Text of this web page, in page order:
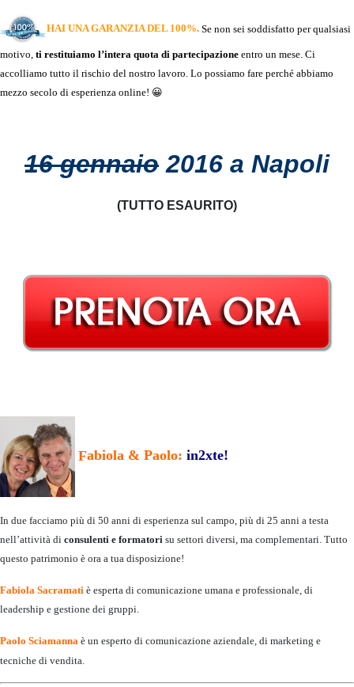
HAI UNA GARANZIA DEL 100%. Se non sei soddisfatto per qualsiasi
motivo, ti restituiamo l’intera quota di partecipazione entro un mese. Ci
accolliamo tutto il rischio del nostro lavoro. Lo possiamo fare perché abbiamo
mezzo secolo di esperienza online! 😀
16 gennaio 2016 a Napoli
(TUTTO ESAURITO)
Fabiola & Paolo: in2xte!
In due facciamo più di 50 anni di esperienza sul campo, più di 25 anni a testa
nell’attività di consulenti e formatori su settori diversi, ma complementari. Tutto
questo patrimonio è ora a tua disposizione!
Fabiola Sacramati è esperta di comunicazione umana e professionale, di
leadership e gestione dei gruppi.
Paolo Sciamanna è un esperto di comunicazione aziendale, di marketing e
tecniche di vendita.